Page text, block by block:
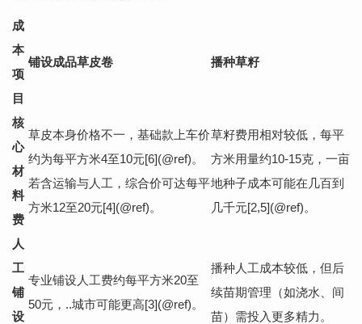
成
本
项
目
铺设成品草皮卷 播种草籽
核
心
材
料
费
草皮本身价格不一，基础款上车价
约为每平方米4至10元[6](@ref)。
若含运输与人工，综合价可达每平
方米12至20元[4](@ref)。
草籽费用相对较低，每平
方米用量约10-15克，一亩
地种子成本可能在几百到
几千元[2,5](@ref)。
人
工
铺
设
专业铺设人工费约每平方米20至
50元，..城市可能更高[3](@ref)。
播种人工成本较低，但后
续苗期管理（如浇水、间
苗）需投入更多精力。